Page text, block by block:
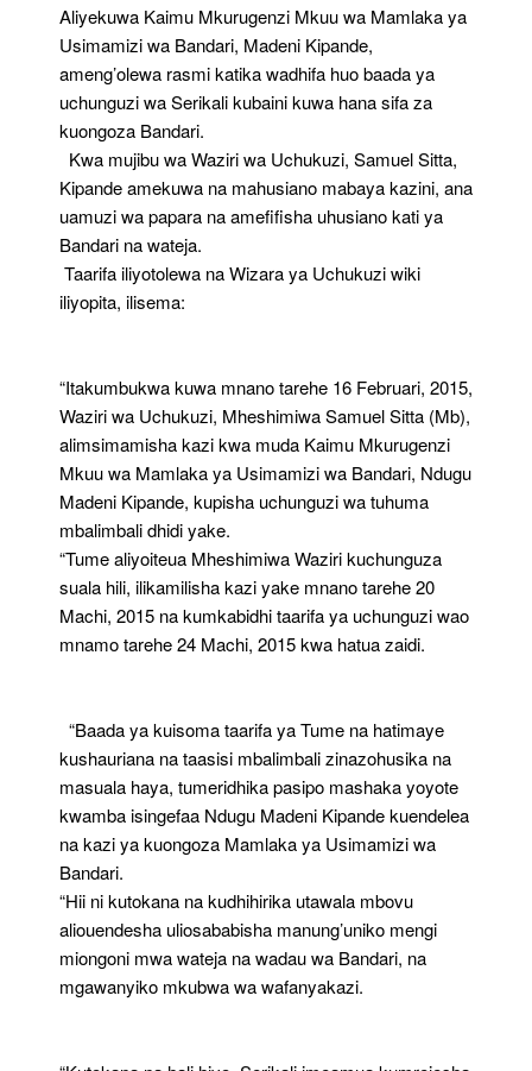
Aliyekuwa Kaimu Mkurugenzi Mkuu wa Mamlaka ya
Usimamizi wa Bandari, Madeni Kipande,
ameng’olewa rasmi katika wadhifa huo baada ya
uchunguzi wa Serikali kubaini kuwa hana sifa za
kuongoza Bandari.
Kwa mujibu wa Waziri wa Uchukuzi, Samuel Sitta,
Kipande amekuwa na mahusiano mabaya kazini, ana
uamuzi wa papara na amefifisha uhusiano kati ya
Bandari na wateja.
Taarifa iliyotolewa na Wizara ya Uchukuzi wiki
iliyopita, ilisema:
“Itakumbukwa kuwa mnano tarehe 16 Februari, 2015,
Waziri wa Uchukuzi, Mheshimiwa Samuel Sitta (Mb),
alimsimamisha kazi kwa muda Kaimu Mkurugenzi
Mkuu wa Mamlaka ya Usimamizi wa Bandari, Ndugu
Madeni Kipande, kupisha uchunguzi wa tuhuma
mbalimbali dhidi yake.
“Tume aliyoiteua Mheshimiwa Waziri kuchunguza
suala hili, ilikamilisha kazi yake mnano tarehe 20
Machi, 2015 na kumkabidhi taarifa ya uchunguzi wao
mnamo tarehe 24 Machi, 2015 kwa hatua zaidi.
“Baada ya kuisoma taarifa ya Tume na hatimaye
kushauriana na taasisi mbalimbali zinazohusika na
masuala haya, tumeridhika pasipo mashaka yoyote
kwamba isingefaa Ndugu Madeni Kipande kuendelea
na kazi ya kuongoza Mamlaka ya Usimamizi wa
Bandari.
“Hii ni kutokana na kudhihirika utawala mbovu
aliouendesha uliosababisha manung’uniko mengi
miongoni mwa wateja na wadau wa Bandari, na
mgawanyiko mkubwa wa wafanyakazi.